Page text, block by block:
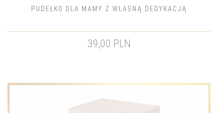
PUDEŁKO DLA MAMY Z WŁASNĄ DEDYKACJĄ
39,00 PLN